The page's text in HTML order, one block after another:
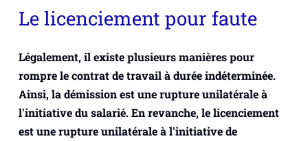
Le licenciement pour faute
Légalement, il existe plusieurs manières pour
rompre le contrat de travail à durée indéterminée.
Ainsi, la démission est une rupture unilatérale à
l'initiative du salarié. En revanche, le licenciement
est une rupture unilatérale à l'initiative de